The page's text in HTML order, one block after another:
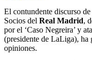
El contundente discurso de
Socios del Real Madrid,
por el ‘Caso Negreira’ y
(presidente de LaLiga), ha
opiniones.